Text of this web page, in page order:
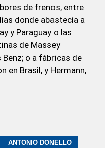
de frenos, entre
donde abastecía a
y Paraguay o las
de Massey
Benz; o a fábricas de
en Brasil, y Hermann,
ANTONIO DONELLO